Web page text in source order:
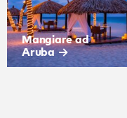
Mangiare ad
Aruba